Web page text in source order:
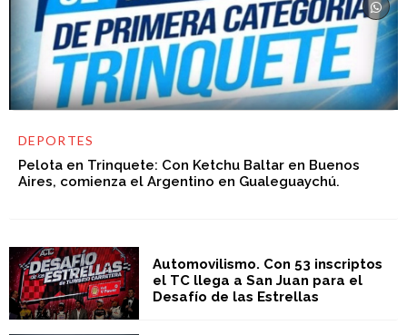
DEPORTES
Pelota en Trinquete: Con Ketchu Baltar en Buenos
Aires, comienza el Argentino en Gualeguaychú.
Automovilismo. Con 53 inscriptos
el TC llega a San Juan para el
Desafío de las Estrellas